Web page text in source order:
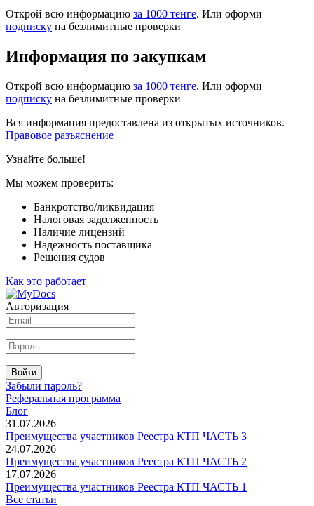
Открой всю информацию за 1000 тенге. Или оформи
подписку на безлимитные проверки
Информация по закупкам
Открой всю информацию за 1000 тенге. Или оформи
подписку на безлимитные проверки
Вся информация предоставлена из открытых источников.
Правовое разъяснение
Узнайте больше!
Мы можем проверить:
Банкротство/ликвидация
Налоговая задолженность
Наличие лицензий
Надежность поставщика
Решения судов
Как это работает
Авторизация
Войти
Забыли пароль?
Реферальная программа
Блог
31.07.2026
Преимущества участников Реестра КТП ЧАСТЬ 3
24.07.2026
Преимущества участников Реестра КТП ЧАСТЬ 2
17.07.2026
Преимущества участников Реестра КТП ЧАСТЬ 1
Все статьи